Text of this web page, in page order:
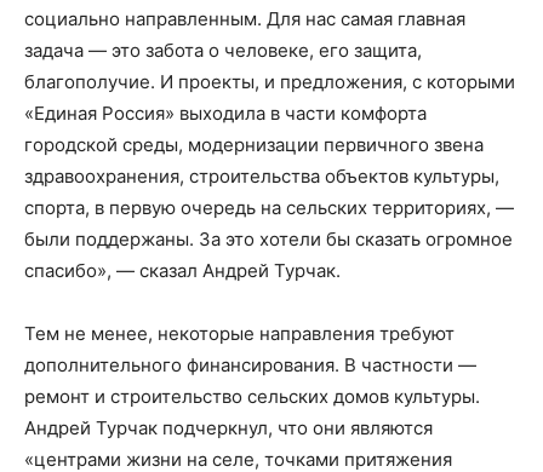
социально направленным. Для нас самая главная
задача — это забота о человеке, его защита,
благополучие. И проекты, и предложения, с которыми
«Единая Россия» выходила в части комфорта
городской среды, модернизации первичного звена
здравоохранения, строительства объектов культуры,
спорта, в первую очередь на сельских территориях, —
были поддержаны. За это хотели бы сказать огромное
спасибо», — сказал Андрей Турчак.
Тем не менее, некоторые направления требуют
дополнительного финансирования. В частности —
ремонт и строительство сельских домов культуры.
Андрей Турчак подчеркнул, что они являются
«центрами жизни на селе, точками притяжения